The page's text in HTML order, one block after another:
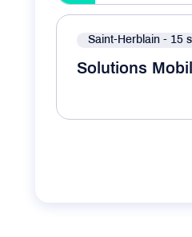
Saint-Herblain - 15
Solutions